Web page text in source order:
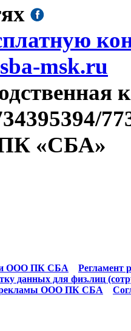
msk.ru
«СБА»
ООО ПК СБА
Регламент
данных для физ.лиц
рекламы ООО ПК СБА